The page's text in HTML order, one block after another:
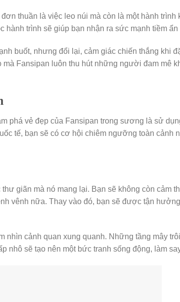
thuần là việc leo núi mà còn là một hành trình
hành trình sẽ giúp bạn nhận ra sức mạnh tiềm ẩn
buốt, nhưng đổi lại, cảm giác chiến thắng khi
Fansipan luôn thu hút những người đam mê
phá vẻ đẹp của Fansipan trong sương là sử
tế, bạn sẽ có cơ hội chiêm ngưỡng toàn cảnh
giãn mà nó mang lại. Bạn sẽ không còn cảm
vênh nữa. Thay vào đó, bạn sẽ được tận
nhìn cảnh quan xung quanh. Những tầng mây
nhô sẽ tạo nên một bức tranh sống động, làm